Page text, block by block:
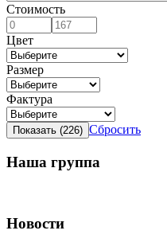
Стоимость
Цвет
Размер
Фактура
Сбросить
Наша группа
Новости